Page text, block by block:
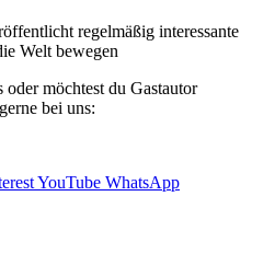
regelmäßig interessante
Welt bewegen
oder möchtest du Gastautor
bei uns:
YouTube WhatsApp